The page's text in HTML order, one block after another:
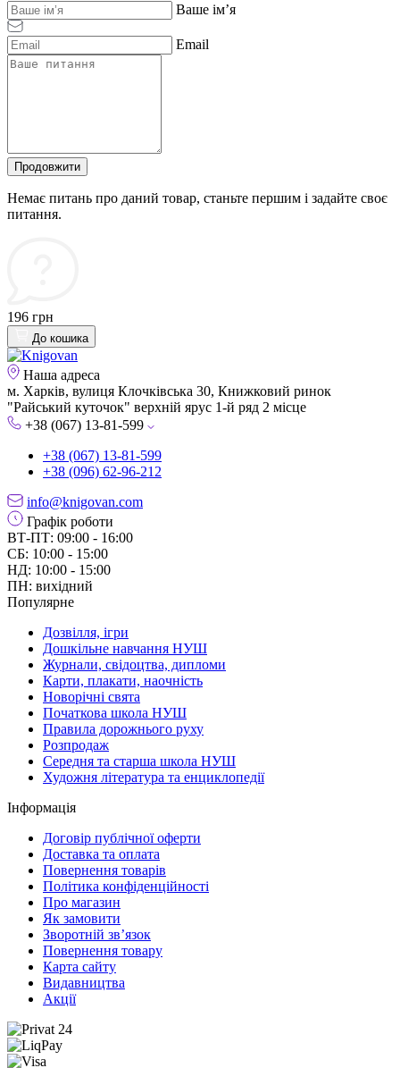
Ваше ім’я
Email
Продовжити
Немає питань про даний товар, станьте першим і задайте своє
питання.
196 грн
До кошика
Наша адреса
м. Харків, вулиця Клочківська 30, Книжковий ринок
"Райський куточок" верхній ярус 1-й ряд 2 місце
+38 (067) 13-81-599
+38 (067) 13-81-599
+38 (096) 62-96-212
info@knigovan.com
Графік роботи
ВТ-ПТ: 09:00 - 16:00
СБ: 10:00 - 15:00
НД: 10:00 - 15:00
ПН: вихідний
Популярне
Дозвілля, ігри
Дошкільне навчання НУШ
Журнали, свідоцтва, дипломи
Карти, плакати, наочність
Новорічні свята
Початкова школа НУШ
Правила дорожнього руху
Розпродаж
Середня та старша школа НУШ
Художня література та енциклопедії
Інформація
Договір публічної оферти
Доставка та оплата
Повернення товарів
Політика конфіденційності
Про магазин
Як замовити
Зворотній зв’язок
Повернення товару
Карта сайту
Видавництва
Акції